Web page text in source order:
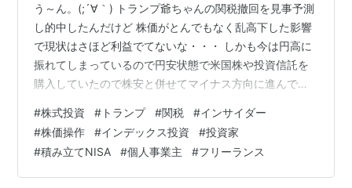
う～ん。(;´∀｀) トランプ爺ちゃんの関税撤回を見事予測
し的中したんだけど 株価がとんでもなく乱高下した影響
で現状はさほど利益でてないな・・・ しかも今は円高に
振れてしまっているので円安状態で米国株や投資信託を
購入していたので株安と併せてマイナス方向に進んでし
コースターのようだったので今週はどうなることやら。
しかしトランプお爺ちゃんはやりたい放題ですね！！ 案
の定、自動車関税も見直し入るみたいだからこれで私も
かつて身を置いた 自動車業界の人たちは助かるのか
#株式投資 # トランプ #関税 #インサイダー
#株価操作 #インデックス投資 #投資家
#積み立てNISA #個人事業主 #フリーランス